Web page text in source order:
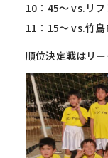
10：45～ vs.リフ
11：15～ vs.竹島
順位決定戦はリー